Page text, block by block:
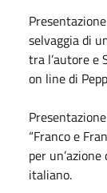
selvaggia di
tra l’autore e
on line di
“Franco e
per
italiano.